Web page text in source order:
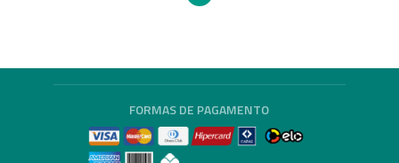
FORMAS DE PAGAMENTO